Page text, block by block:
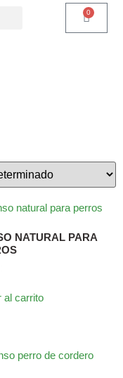
0
NATURAL PARA
al carrito